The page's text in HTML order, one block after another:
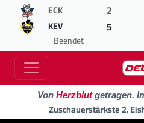
ECK 2
KEV 5
Beendet
Von Herzblutgetragen.
Zuschauerstärkste 2.